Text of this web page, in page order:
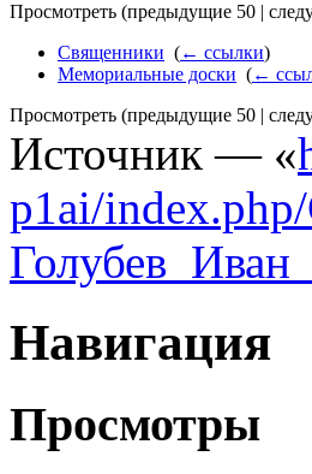
Просмотреть (предыдущие 50 |
Священники (← ссылки)
Мемориальные доски (←
Просмотреть (предыдущие 50 |
Источник — «
p1ai/
Навигация
Просмотры